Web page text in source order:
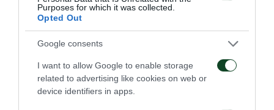
Purposes for which it was collected.
Opted Out
Google consents
I want to allow Google to enable storage
related to advertising like cookies on web or
device identifiers in apps.
μέσω graphicanimation την μελλοντική όψη του
γηπέδου, ενώ άκουσαν αγαπημένα ρετρό
τραγούδια αφιερωμένα στον Παναθηναϊκό.
Ακόμη, παρακολούθησαν mini επίδειξη Πυγμαχίας
στο ανακαινισμένο γυμναστήριο στη Θύρα 5 με